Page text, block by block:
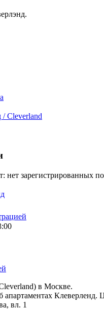
/ Cleverland
зарегистрированных
в Москве.
апартаментах Клеверленд.
вл. 1